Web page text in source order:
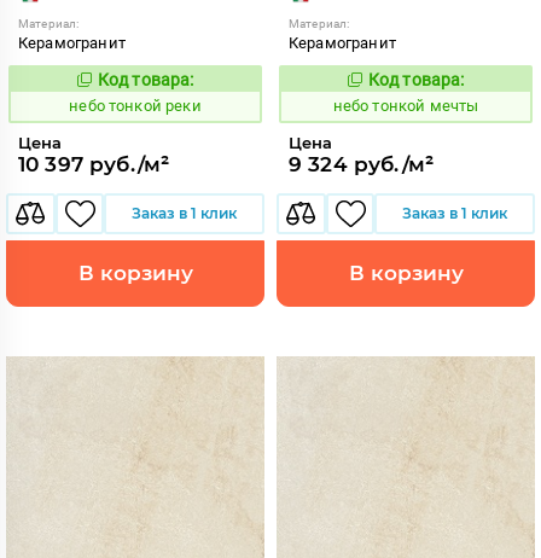
Материал:
Керамогранит
1122204
Код товара:
небо тонкой реки
Цена
10 397 руб./м²
Заказ в 1 клик
В корзину
Материал:
Керамогранит
1122176
Код товара:
небо тонкой мечты
Цена
9 324 руб./м²
Заказ в 1 клик
В корзину